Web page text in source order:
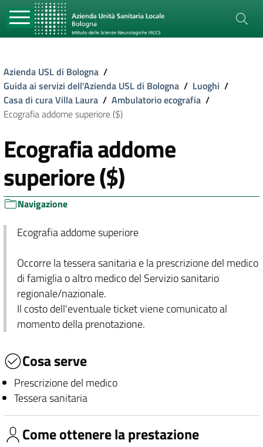
Azienda USL di Bologna /
Guida ai servizi dell'Azienda USL di Bologna / Luoghi /
Casa di cura Villa Laura / Ambulatorio ecografia /
Ecografia addome superiore ($)
Ecografia addome
superiore ($)
Navigazione
Ecografia addome superiore
Occorre la tessera sanitaria e la prescrizione del medico
di famiglia o altro medico del Servizio sanitario
regionale/nazionale.
Il costo dell'eventuale ticket viene comunicato al
momento della prenotazione.
Cosa serve
Prescrizione del medico
Tessera sanitaria
Come ottenere la prestazione